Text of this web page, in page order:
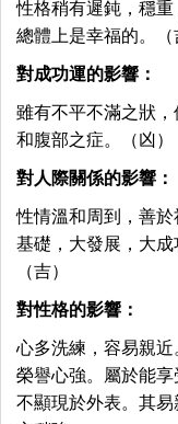
性格稍有遲鈍，穩
總體上是幸福的。（
對成功運的影響：
雖有不平不滿之狀
和腹部之症。（凶）
對人際關係的影響：
性情溫和周到，善
基礎，大發展，大成
（吉）
對性格的影響：
心多洗練，容易親近
榮譽心強。屬於能
不顯現於外表。其